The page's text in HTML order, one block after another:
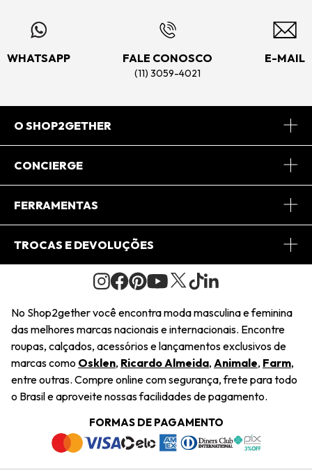
WHATSAPP FALE CONOSCO
(11) 3059-4021
E-MAIL
O SHOP2GETHER
Sobre Nós
Journal
Saiu na Mídia
Sustentabilidade
Navegando
Termos e Condições
Trabalhe Conosco
CONCIERGE
Central de Relacionamento
Regulamento e Promoções
FERRAMENTAS
Minha Conta
Pedido de Presente
Wishlist
TROCAS E DEVOLUÇÕES
Condições Gerais
Troca Fácil
Restituição de Pagamento
Dúvidas Frequentes
Termos e Condições
Política de Privacidade
No Shop2gether você encontra moda masculina e feminina
das melhores marcas nacionais e internacionais. Encontre
roupas, calçados, acessórios e lançamentos exclusivos de
marcas como Osklen, Ricardo Almeida, Animale, Farm,
entre outras. Compre online com segurança, frete para todo
o Brasil e aproveite nossas facilidades de pagamento.
FORMAS DE PAGAMENTO